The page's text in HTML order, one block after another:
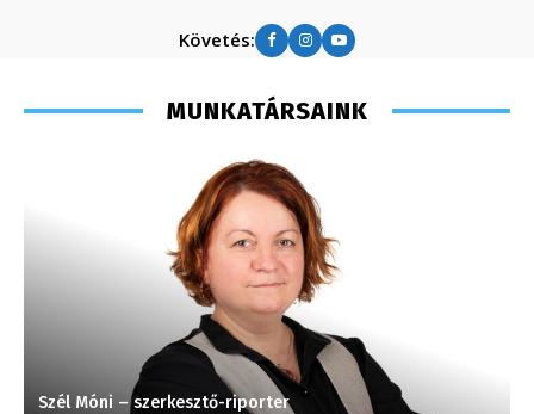
Követés:
MUNKATÁRSAINK
Szél Móni – szerkesztő-riporter